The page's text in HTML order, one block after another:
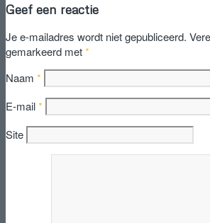
Geef een reactie
Je e-mailadres wordt niet gepubliceerd.
gemarkeerd met*
Naam *
E-mail*
Site